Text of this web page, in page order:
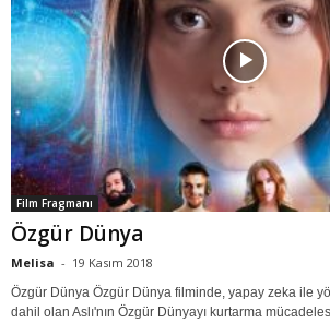
Film Fragmanı
Özgür Dünya
Melisa - 19 Kasım 2018
Özgür Dünya Özgür Dünya filminde, yapay zeka ile
dahil olan Aslı'nın Özgür Dünyayı kurtarma